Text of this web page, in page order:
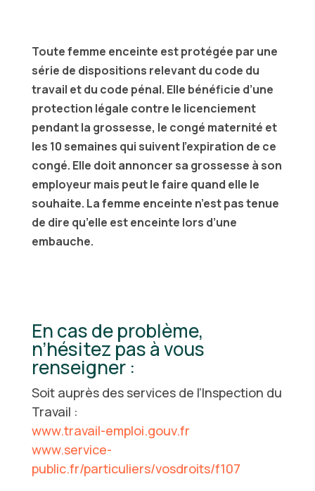
Toute femme enceinte est protégée par une
série de dispositions relevant du code du
travail et du code pénal. Elle bénéficie d’une
protection légale contre le licenciement
pendant la grossesse, le congé maternité et
les 10 semaines qui suivent l’expiration de ce
congé. Elle doit annoncer sa grossesse à son
employeur mais peut le faire quand elle le
souhaite. La femme enceinte n’est pas tenue
de dire qu’elle est enceinte lors d’une
embauche.
En cas de problème,
n’hésitez pas à vous
renseigner :
Soit auprès des services de l’Inspection du
Travail :
www.travail-emploi.gouv.fr
www.service-
public.fr/particuliers/vosdroits/f107